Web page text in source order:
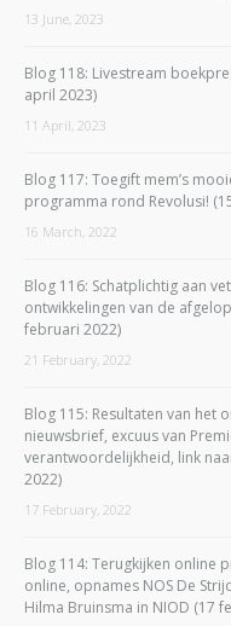
13 June, 2023
Blog 118: Livestream
april 2023)
11 April, 2023
Blog 117: Toegift mem’s
programma rond Revolusi!
16 March, 2022
Blog 116: Schatplichtig aan
ontwikkelingen van de
februari 2022)
21 February, 2022
Blog 115: Resultaten van het
nieuwsbrief, excuus van
verantwoordelijkheid, link
2022)
17 February, 2022
Blog 114: Terugkijken online
online, opnames NOS De
Hilma Bruinsma in NIOD (17